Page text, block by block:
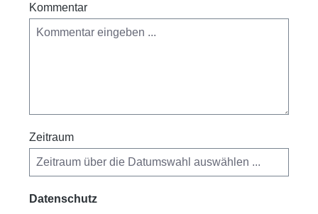
Kommentar
Zeitraum
Datenschutz